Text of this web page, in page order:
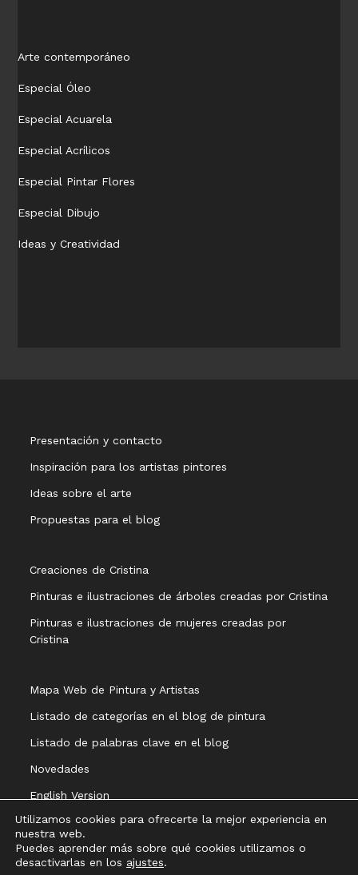
Arte contemporáneo
Especial Óleo
Especial Acuarela
Especial Acrílicos
Especial Pintar Flores
Especial Dibujo
Ideas y Creatividad
Presentación y contacto
Inspiración para los artistas pintores
Ideas sobre el arte
Propuestas para el blog
Creaciones de Cristina
Pinturas e ilustraciones de árboles creadas por Cristina
Pinturas e ilustraciones de mujeres creadas por
Cristina
Mapa Web de Pintura y Artistas
Listado de categorías en el blog de pintura
Listado de palabras clave en el blog
Novedades
English Version
Utilizamos cookies para ofrecerte la mejor experiencia en
nuestra web.
Puedes aprender más sobre qué cookies utilizamos o
desactivarlas en los ajustes.